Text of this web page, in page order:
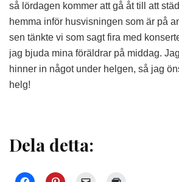
så lördagen kommer att gå åt till att
hemma inför husvisningen som är på
sen tänkte vi som sagt fira med
jag bjuda mina föräldrar på middag.
hinner in något under helgen, så jag
helg!
Dela detta: